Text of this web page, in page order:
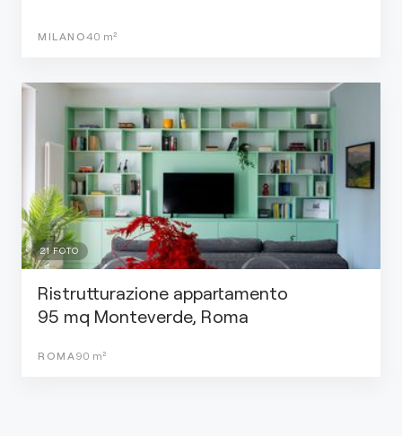
MILANO40 m²
21 FOTO
Ristrutturazione appartamento
95 mq Monteverde, Roma
ROMA 90 m²